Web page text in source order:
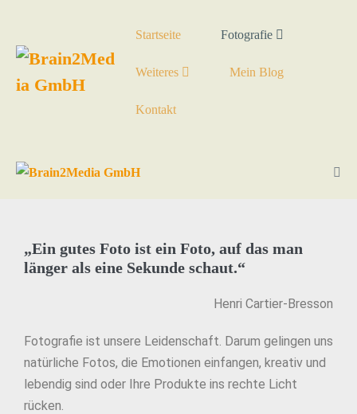
Startseite Fotografie
Weiteres Mein Blog
Kontakt
„Ein gutes Foto ist ein Foto, auf das man
länger als eine Sekunde schaut.“
Henri Cartier-Bresson
Fotografie ist unsere Leidenschaft. Darum gelingen uns
natürliche Fotos, die Emotionen einfangen, kreativ und
lebendig sind oder Ihre Produkte ins rechte Licht
rücken.